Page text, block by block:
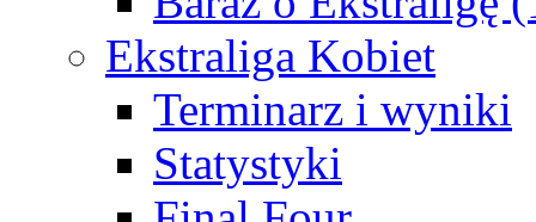
Ekstraliga Kobiet
Terminarz i wyniki
Statystyki